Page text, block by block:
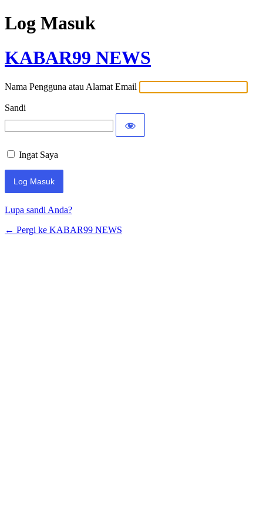
Log Masuk
KABAR99 NEWS
Nama Pengguna atau Alamat Email
Sandi
Ingat Saya
Lupa sandi Anda?
← Pergi ke KABAR99 NEWS